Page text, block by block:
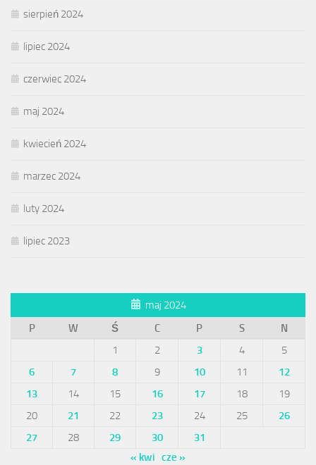
sierpień 2024
lipiec 2024
czerwiec 2024
maj 2024
kwiecień 2024
marzec 2024
luty 2024
lipiec 2023
maj 2024
P
W Ś C P S
N
1
2 3 4
5
6
7 8 9 10 11
12
13
14 15 16 17 18
19
20
21 22 23 24 25
26
27
28 29 30
31
« kwi cze »